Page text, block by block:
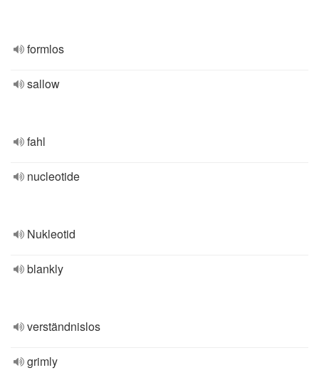
formlos
sallow
fahl
nucleotide
Nukleotid
blankly
verständnislos
grimly